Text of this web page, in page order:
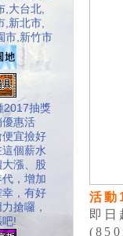
活動
即